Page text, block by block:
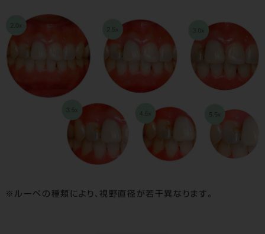
ルーペの種類により、視野直径が若干異なります。